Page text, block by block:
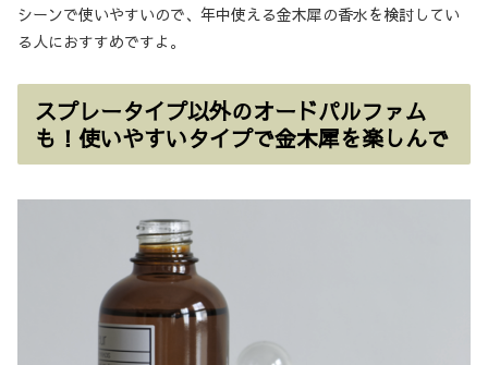
シーンで使いやすいので、年中使える金木犀の香水を検討してい
る人におすすめですよ。
スプレータイプ以外のオードパルファム
も！使いやすいタイプで金木犀を楽しんで